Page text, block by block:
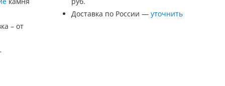
– от
Доставка по России —уточнить